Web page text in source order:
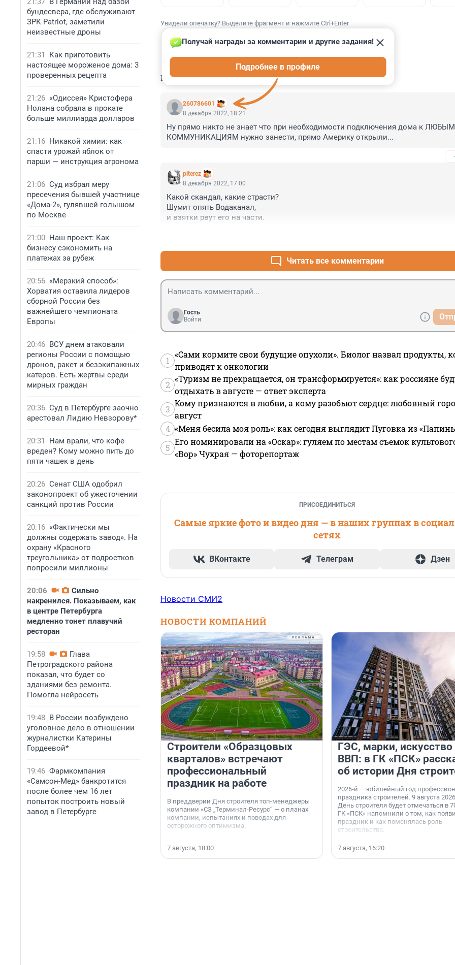
бундесвера, где обслуживают
ЗРК Patriot, заметили
неизвестные дроны
21:31
Как приготовить
настоящее мороженое дома: 3
проверенных рецепта
21:26 «Одиссея» Кристофера
Нолана собрала в прокате
больше миллиарда долларов
21:16 Никакой химии: как
спасти урожай яблок от
парши — инструкция агронома
21:06 Суд избрал меру
пресечения бывшей участнице
«Дома-2», гулявшей голышом
по Москве
21:00 Наш проект: Как
бизнесу сэкономить на
платежах за рубеж
20:56 «Мерзкий способ»:
Хорватия оставила лидеров
сборной России без
важнейшего чемпионата
Европы
20:46 ВСУ днем атаковали
регионы России с помощью
дронов, ракет и безэкипажных
катеров. Есть жертвы среди
мирных граждан
20:36 Суд в Петербурге заочно
арестовал Лидию Невзорову*
20:31
Нам врали, что кофе
вреден? Кому можно пить до
пяти чашек в день
20:26 Сенат США одобрил
законопроект об ужесточении
санкций против России
20:16 «Фактически мы
должны содержать завод». На
охрану «Красного
треугольника» от подростков
попросили миллионы
20:06
Сильно
накренился. Показываем, как
в центре Петербурга
медленно тонет плавучий
ресторан
19:58
Глава
Петроградского района
показал, что будет со
зданиями без ремонта.
Помогла нейросеть
19:48 В России возбуждено
уголовное дело в отношении
журналистки Катерины
Гордеевой*
19:46 Фармкомпания
«Самсон-Мед» банкротится
после более чем 16 лет
попыток построить новый
завод в Петербурге
Увидели опечатку? Выделите фрагмент и нажмите Ctrl+Enter
КОММЕНТАРИИ 6
260786601
Получай награды за комментарии и другие задания!
Подробнее в профиле
8 декабря 2022, 18:21
Ну прямо никто не знает что при необходимости подключения дома к ЛЮБЫМ
КОММУНИКАЦИЯМ нужно занести, прямо Америку открыли...
piterez
8 декабря 2022, 17:00
Какой скандал, какие страсти?
Шумит опять Водаканал,
и взятки рвут его на части.
Читать все комментарии
Гость
Войти
1
«Сами кормите свои будущие опухоли». Биолог назвал продукты,
приводят к онкологии
2
«Туризм не прекращается, он трансформируется»: как россияне
отдыхать в августе — ответ эксперта
3
Кому признаются в любви, а кому разобьют сердце: любовный
август
4 «Меня бесила моя роль»: как сегодня выглядит Пуговка из
5
Его номинировали на «Оскар»: гуляем по местам съемок
«Вор» Чухрая — фоторепортаж
ПРИСОЕДИНИТЬСЯ
Самые яркие фото и видео дня — в наших группах в
сетях
ВКонтакте Телеграм Дзен
Новости СМИ2
НОВОСТИ КОМПАНИЙ
Строители «Образцовых
кварталов» встречают
профессиональный
праздник на работе
В преддверии Дня строителя топ-менеджеры
компании «СЗ „Терминал-Ресурс“ — о планах
компании, испытаниях и поводах для
осторожного оптимизма.
7 августа, 18:00
ГЭС, марки, искусство
ВВП: в ГК «ПСК»
об истории Дня
2026-й — юбилейный год
праздника строителей. 9 августа
День строителя будет отмечаться в
ГК «ПСК» напомнили о том, как
праздник и как поменялась роль
строительства.
7 августа, 16:20